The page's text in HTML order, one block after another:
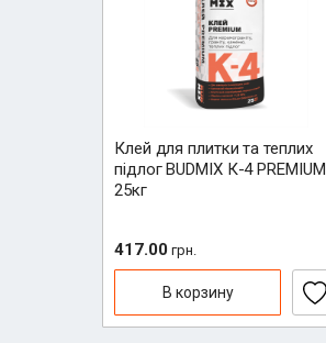
Клей для плитки та теплих
підлог BUDMIX К-4 PREMIUM
25кг
417.00 грн.
В корзину